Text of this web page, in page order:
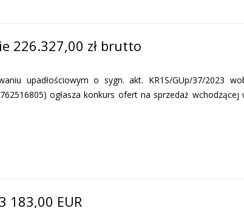
226.327,00 zł brutto
upadłościowym o sygn. akt. KR1S/GUp/37/2023
ogłasza konkurs ofert na sprzedaż
183,00 EUR